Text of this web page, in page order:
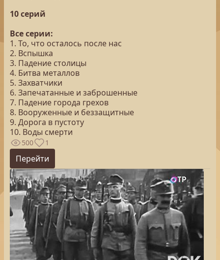
10 серий
Все серии:
1. То, что осталось после нас
2. Вспышка
3. Падение столицы
4. Битва металлов
5. Захватчики
6. Запечатанные и заброшенные
7. Падение города грехов
8. Вооруженные и беззащитные
9. Дорога в пустоту
10. Воды смерти
500 1
Перейти